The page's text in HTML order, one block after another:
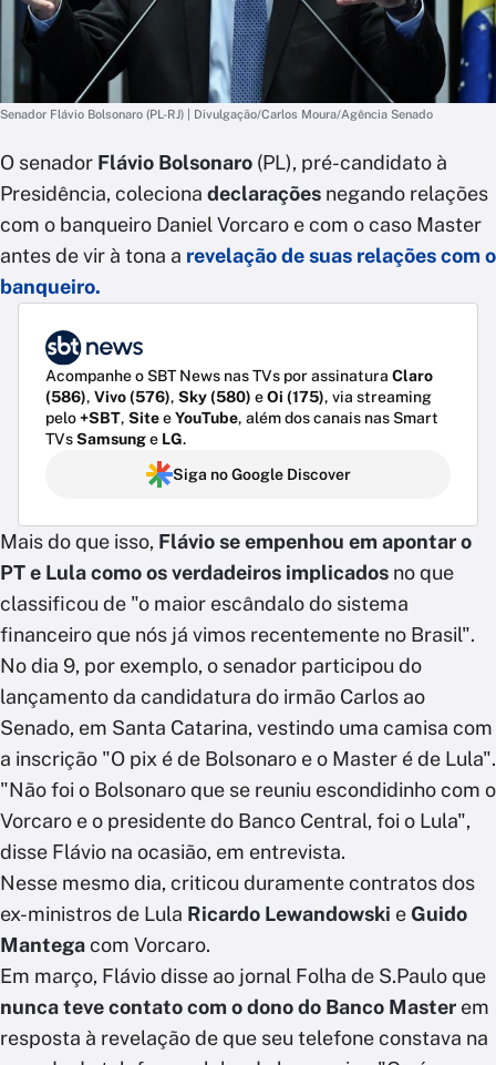
Senador Flávio Bolsonaro (PL-RJ) | Divulgação/Carlos Moura/Agência Senado
O senador Flávio Bolsonaro (PL), pré-candidato à
Presidência, coleciona declarações negando relações
com o banqueiro Daniel Vorcaro e com o caso Master
antes de vir à tona a revelação de suas relações com o
banqueiro.
Acompanhe o SBT News nas TVs por assinatura Claro
(586), Vivo (576), Sky (580) eOi (175), via streaming
pelo+SBT, SiteeYouTube, além dos canais nas Smart
TVsSamsunge LG.
Siga no Google Discover
Mais do que isso, Flávio se empenhou em apontar o
PT e Lula como os verdadeiros implicados no que
classificou de "o maior escândalo do sistema
financeiro que nós já vimos recentemente no Brasil".
No dia 9, por exemplo, o senador participou do
lançamento da candidatura do irmão Carlos ao
Senado, em Santa Catarina, vestindo uma camisa com
a inscrição "O pix é de Bolsonaro e o Master é de Lula".
"Não foi o Bolsonaro que se reuniu escondidinho com o
Vorcaro e o presidente do Banco Central, foi o Lula",
disse Flávio na ocasião, em entrevista.
Nesse mesmo dia, criticou duramente contratos dos
ex-ministros de Lula Ricardo Lewandowski eGuido
Mantegacom Vorcaro.
Em março, Flávio disse ao jornal Folha de S.Paulo que
nunca teve contato com o dono do Banco Master em
resposta à revelação de que seu telefone constava na